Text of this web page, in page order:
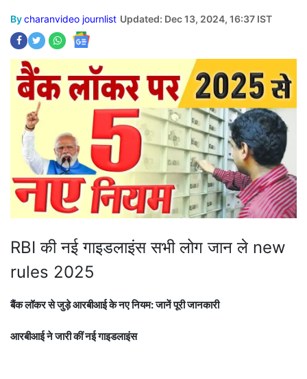
Bycharanvideo journlist Updated: Dec 13, 2024, 16:37 IST
RBI की नई गाइडलाइंस सभी लोग जान ले new
rules 2025
बैंक लॉकर से जुड़े आरबीआई के नए नियम: जानें पूरी जानकारी
आरबीआई ने जारी कीं नई गाइडलाइंस